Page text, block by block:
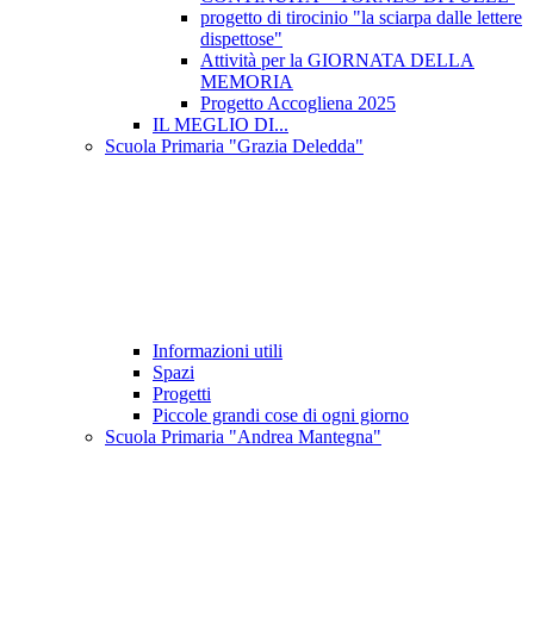
progetto di tirocinio "la sciarpa dalle lettere
dispettose"
Attività per la GIORNATA DELLA
MEMORIA
Progetto Accogliena 2025
IL MEGLIO DI...
Scuola Primaria "Grazia Deledda"
Informazioni utili
Spazi
Progetti
Piccole grandi cose di ogni giorno
Scuola Primaria "Andrea Mantegna"